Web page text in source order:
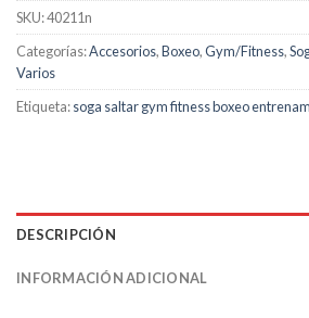
SKU:40211n
Categorías:Accesorios,Boxeo,Gym/Fitness,
Varios
Etiqueta:soga saltar gym fitness boxeo
DESCRIPCIÓN
INFORMACIÓN ADICIONAL